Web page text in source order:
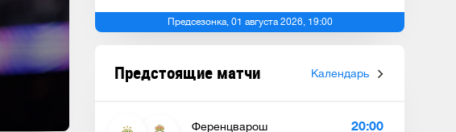
Винисиус Джуниор продлил
контракт с клубом до 2032
года
Предсезонка, 01 августа 2026, 19:00
Предстоящие матчи Календарь
Ференцварош
20:00